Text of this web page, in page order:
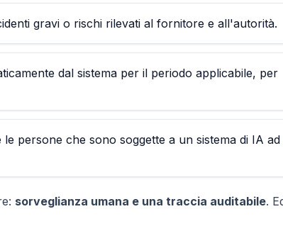
gravi o rischi rilevati al fornitore e all'autorità.
dal sistema per il periodo applicabile, per
persone che sono soggette a un sistema di IA ad
sorveglianza umana e una traccia auditabile.